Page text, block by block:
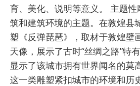
育、美化、说明等意义。 主题
筑和建筑环境的主题。在敦煌县
塑《反弹琵琶》，取材于敦煌壁
天像，展示了古时“丝绸之路”特
显示了该城市拥有世界闻名的莫
这一类雕塑紧扣城市的环境和历